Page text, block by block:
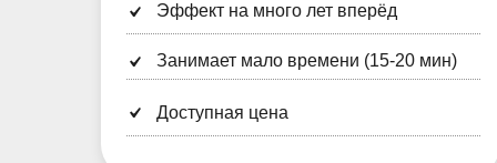
Доступная цена
Занимает мало времени (15-20 мин)
Эффект на много лет вперёд